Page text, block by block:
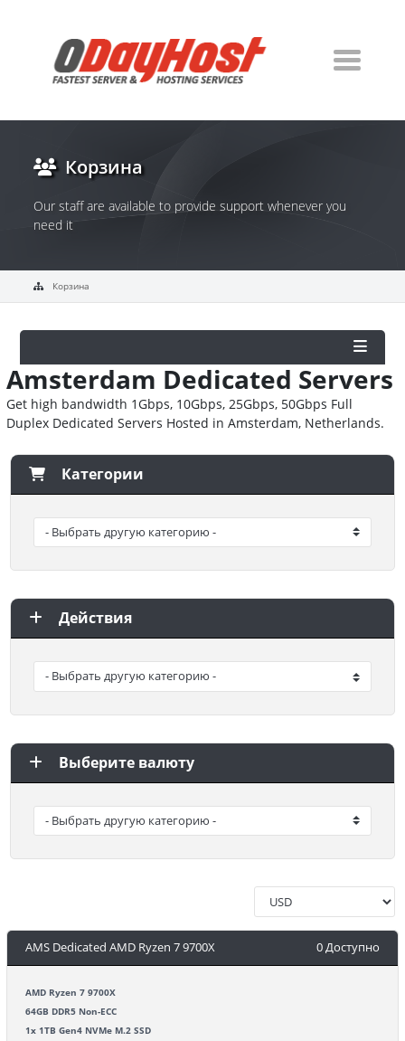
Корзина
Our staff are available to provide support whenever you
need it
Корзина
Amsterdam Dedicated Servers
Get high bandwidth 1Gbps, 10Gbps, 25Gbps, 50Gbps Full
Duplex Dedicated Servers Hosted in Amsterdam, Netherlands.
Категории
Действия
Выберите валюту
AMS Dedicated AMD Ryzen 7 9700X 0 Доступно
AMD Ryzen 7 9700X
64GB DDR5 Non-ECC
1x 1TB Gen4 NVMe M.2 SSD